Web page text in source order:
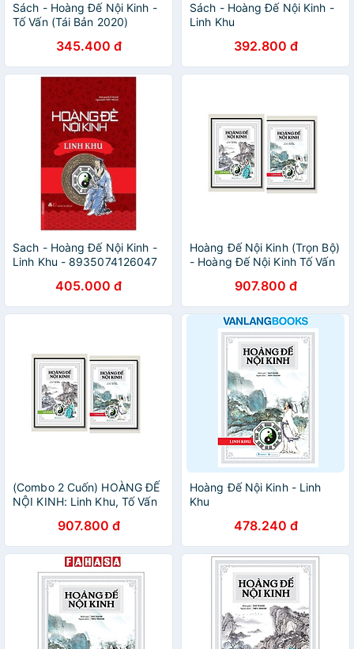
Sách - Hoàng Đế Nội Kinh -
Tố Vấn (Tái Bản 2020)
345.400 đ
Sách - Hoàng Đế Nội Kinh -
Linh Khu
392.800 đ
Sach - Hoàng Đế Nội Kinh -
Linh Khu - 8935074126047
405.000 đ
Hoàng Đế Nội Kinh (Trọn Bộ)
- Hoàng Đế Nội Kinh Tố Vấn
907.800 đ
(Combo 2 Cuốn) HOÀNG ĐẾ
NỘI KINH: Linh Khu, Tố Vấn
Thành dịch – Văn Lang
Books
907.800 đ
Hoàng Đế Nội Kinh - Linh
Khu
478.240 đ